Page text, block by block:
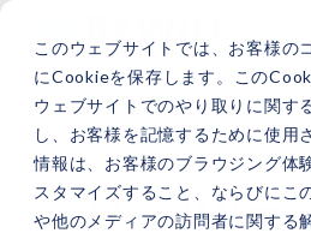
このウェブサイトでは、お客様の
にCookieを保存します。この
ウェブサイトでのやり取りに関す
し、お客様を記憶するために使用
情報は、お客様のブラウジング体
スタマイズすること、ならびにこ
や他のメディアの訪問者に関する
TOP 新着情報 【プレスリリー
【プレスリリー